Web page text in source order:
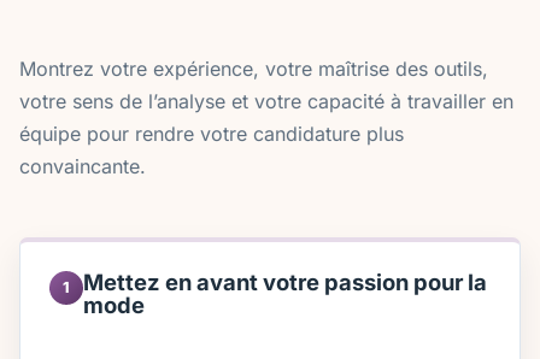
Montrez votre expérience, votre maîtrise des outils,
votre sens de l’analyse et votre capacité à travailler en
équipe pour rendre votre candidature plus
convaincante.
1
Mettez en avant votre passion pour la
mode